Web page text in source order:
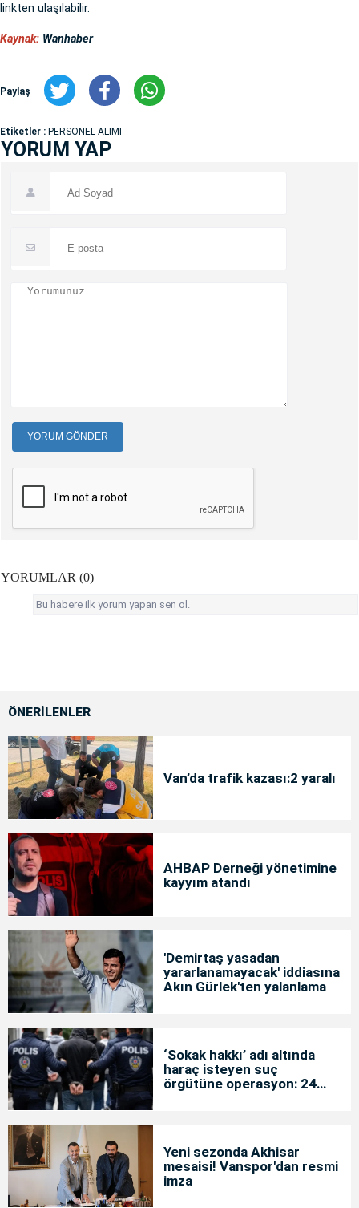
linkten ulaşılabilir.
Kaynak: Wanhaber
Paylaş
Etiketler : PERSONEL ALIMI
YORUM YAP
YORUM GÖNDER
YORUMLAR (0)
Bu habere ilk yorum yapan sen ol.
ÖNERİLENLER
Van’da trafik kazası:2 yaralı
AHBAP Derneği yönetimine
kayyım atandı
'Demirtaş yasadan
yararlanamayacak' iddiasına
Akın Gürlek'ten yalanlama
‘Sokak hakkı’ adı altında
haraç isteyen suç
örgütüne operasyon: 24
Yeni sezonda Akhisar
mesaisi! Vanspor'dan resmi
imza